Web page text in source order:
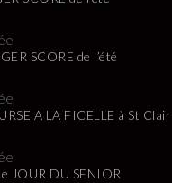
SCORE de l’été
A LA FICELLE à St Clair
JOUR DU SENIOR